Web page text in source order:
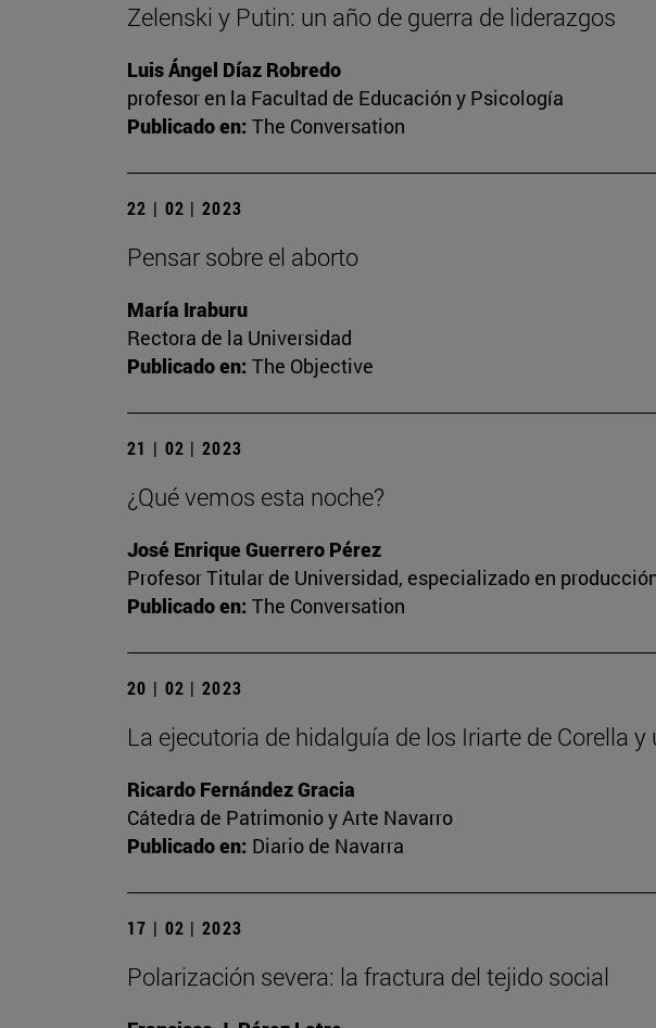
Zelenski y Putin: un año de guerra de liderazgos
Luis Ángel Díaz Robredo
profesor en la Facultad de Educación y Psicología
Publicado en: The Conversation
22 | 02 | 2023
Pensar sobre el aborto
María Iraburu
Rectora de la Universidad
Publicado en: The Objective
21 | 02 | 2023
¿Qué vemos esta noche?
José Enrique Guerrero Pérez
Profesor Titular de Universidad, especializado en
Publicado en: The Conversation
20 | 02 | 2023
La ejecutoria de hidalguía de los Iriarte de Corella
Ricardo Fernández Gracia
Cátedra de Patrimonio y Arte Navarro
Publicado en: Diario de Navarra
17 | 02 | 2023
Polarización severa: la fractura del tejido social